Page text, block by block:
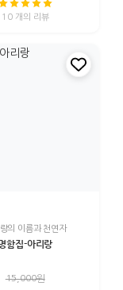
10 개의 리뷰
의 이름과 천연자
함집-아리랑
15,000원